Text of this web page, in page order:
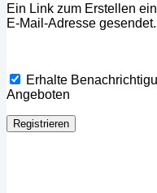
Ein Link zum Erstellen
E-Mail-Adresse gesendet.
Erhalte
Angeboten
Registrieren